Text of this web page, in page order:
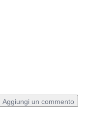
Aggiungi un commento